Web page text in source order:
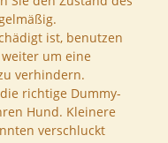
ist, benutzen
um eine
verhindern.
richtige Dummy-
Hund. Kleinere
verschluckt